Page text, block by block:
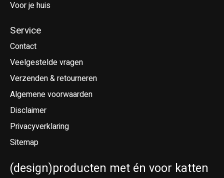
Voor je huis
Service
Contact
Veelgestelde vragen
Verzenden & retourneren
Algemene voorwaarden
Disclaimer
Privacyverklaring
Sitemap
(design)producten met én voor katten